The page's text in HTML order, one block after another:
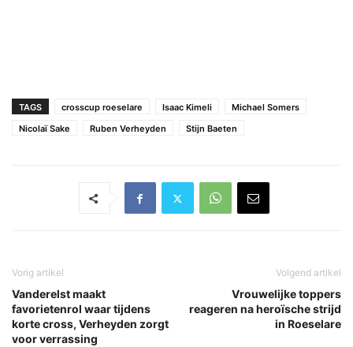
TAGS crosscup roeselare Isaac Kimeli
Michael Somers
Nicolaï Sake
Ruben Verheyden Stijn Baeten
Vorig artikel
Vanderelst maakt
favorietenrol waar tijdens
korte cross, Verheyden zorgt
voor verrassing
Volgend artikel
Vrouwelijke toppers
reageren na heroïsche strijd
in Roeselare